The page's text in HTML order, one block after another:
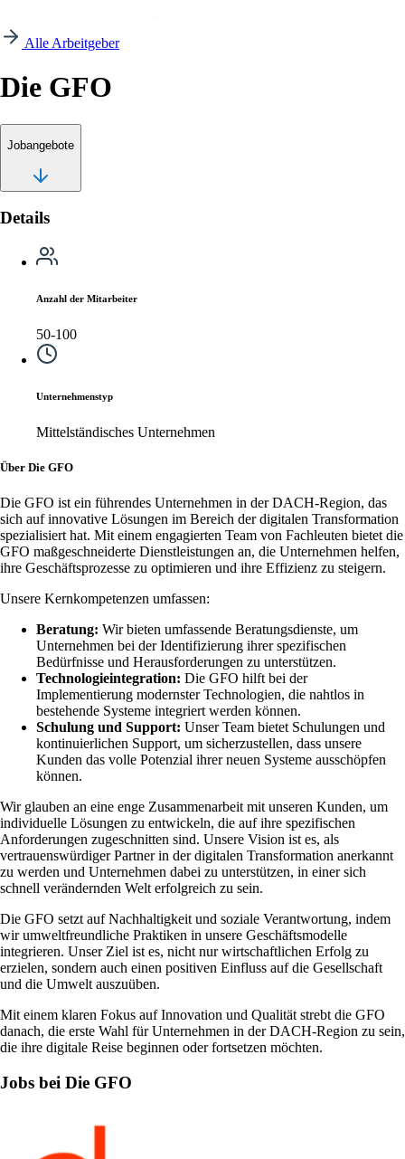
Alle Arbeitgeber
Die GFO
Jobangebote
Details
Anzahl der Mitarbeiter
50-100
Unternehmenstyp
Mittelständisches Unternehmen
Über Die GFO
Die GFO ist ein führendes Unternehmen in der DACH-Region, das
sich auf innovative Lösungen im Bereich der digitalen Transformation
spezialisiert hat. Mit einem engagierten Team von Fachleuten bietet die
GFO maßgeschneiderte Dienstleistungen an, die Unternehmen helfen,
ihre Geschäftsprozesse zu optimieren und ihre Effizienz zu steigern.
Unsere Kernkompetenzen umfassen:
Beratung: Wir bieten umfassende Beratungsdienste, um
Unternehmen bei der Identifizierung ihrer spezifischen
Bedürfnisse und Herausforderungen zu unterstützen.
Technologieintegration: Die GFO hilft bei der
Implementierung modernster Technologien, die nahtlos in
bestehende Systeme integriert werden können.
Schulung und Support: Unser Team bietet Schulungen und
kontinuierlichen Support, um sicherzustellen, dass unsere
Kunden das volle Potenzial ihrer neuen Systeme ausschöpfen
können.
Wir glauben an eine enge Zusammenarbeit mit unseren Kunden, um
individuelle Lösungen zu entwickeln, die auf ihre spezifischen
Anforderungen zugeschnitten sind. Unsere Vision ist es, als
vertrauenswürdiger Partner in der digitalen Transformation anerkannt
zu werden und Unternehmen dabei zu unterstützen, in einer sich
schnell verändernden Welt erfolgreich zu sein.
Die GFO setzt auf Nachhaltigkeit und soziale Verantwortung, indem
wir umweltfreundliche Praktiken in unsere Geschäftsmodelle
integrieren. Unser Ziel ist es, nicht nur wirtschaftlichen Erfolg zu
erzielen, sondern auch einen positiven Einfluss auf die Gesellschaft
und die Umwelt auszuüben.
Mit einem klaren Fokus auf Innovation und Qualität strebt die GFO
danach, die erste Wahl für Unternehmen in der DACH-Region zu sein,
die ihre digitale Reise beginnen oder fortsetzen möchten.
Jobs bei Die GFO